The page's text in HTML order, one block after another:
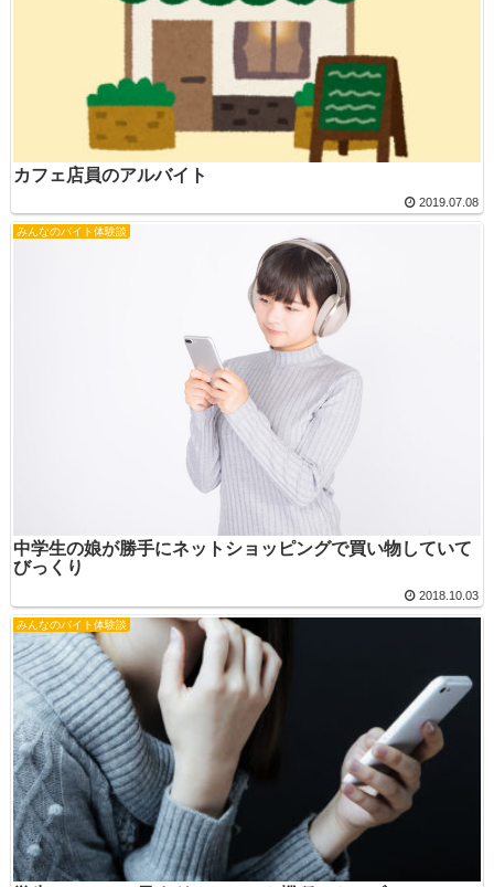
カフェ店員のアルバイト
2019.07.08
みんなのバイト体験談
中学生の娘が勝手にネットショッピングで買い物していて
びっくり
2018.10.03
みんなのバイト体験談